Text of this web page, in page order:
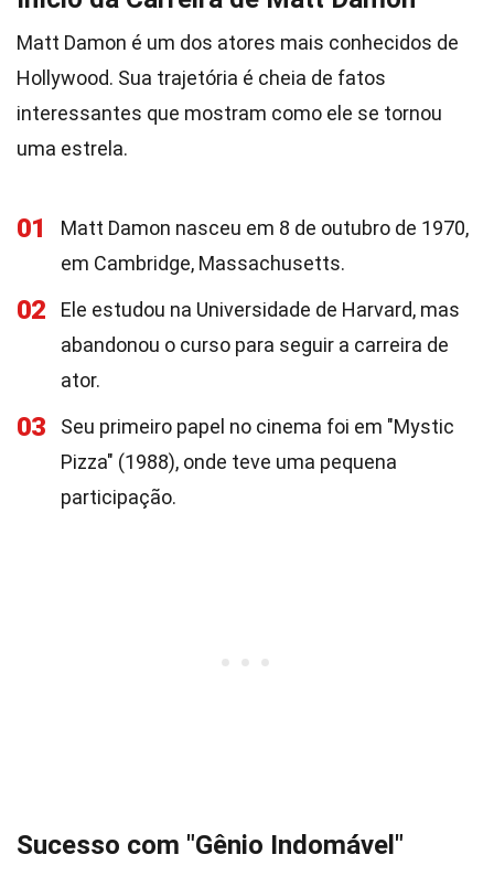
Matt Damon é um dos atores mais conhecidos de
Hollywood. Sua trajetória é cheia de fatos
interessantes que mostram como ele se tornou
uma estrela.
01
Matt Damon nasceu em 8 de outubro de 1970,
em Cambridge, Massachusetts.
02
Ele estudou na Universidade de Harvard, mas
abandonou o curso para seguir a carreira de
ator.
03
Seu primeiro papel no cinema foi em "Mystic
Pizza" (1988), onde teve uma pequena
participação.
Sucesso com "Gênio Indomável"